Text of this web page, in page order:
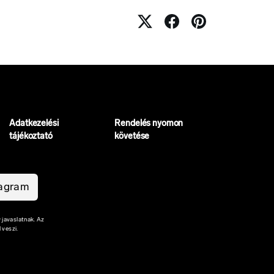
Adatkezelési
tájékoztató
Rendelés nyomon
követése
Az
veszi.